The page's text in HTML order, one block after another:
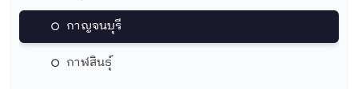
กาญจนบุรี
กาฬสินธุ์